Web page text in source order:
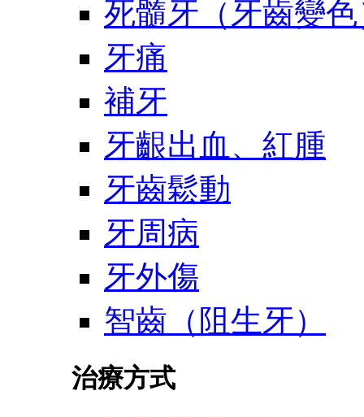
死髓牙（牙齒變
牙痛
補牙
牙齦出血、紅腫
牙齒鬆動
牙周病
牙外傷
智齒（阻生牙）
治療方式